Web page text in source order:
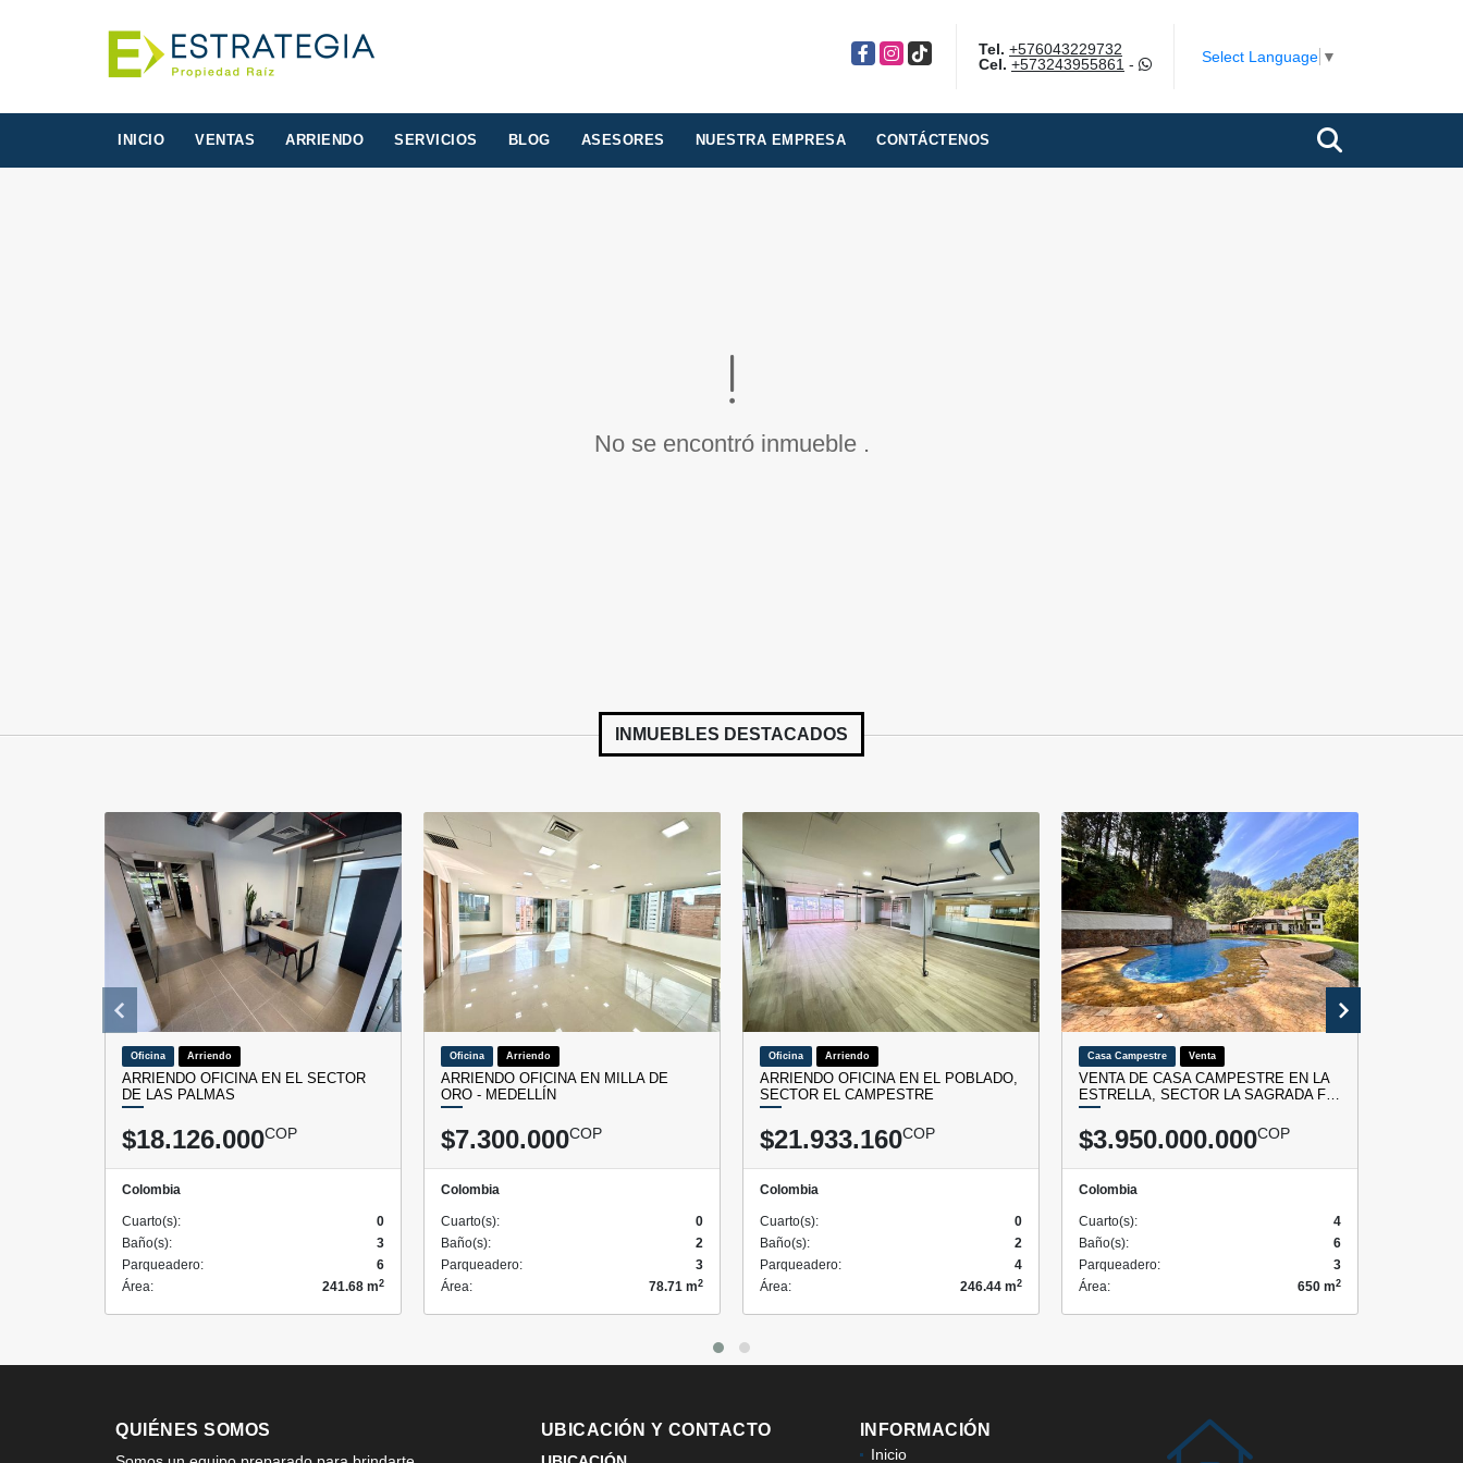
Facebook
Instagram
TikTok Tel. +576043229732
Cel. +573243955861 - Select Language ▼
INICIO VENTAS ARRIENDO SERVICIOS BLOG ASESORES NUESTRA EMPRESA CONTÁCTENOS
No se encontró inmueble .
INMUEBLES DESTACADOS
Oficina Arriendo
ARRIENDO OFICINA EN EL SECTOR
DE LAS PALMAS
$18.126.000COP
Colombia
Cuarto(s):
0
Baño(s):
3
Parqueadero:
6
Área:
241.68 m2
Oficina Arriendo
ARRIENDO OFICINA EN MILLA DE
ORO - MEDELLÍN
$7.300.000COP
Colombia
Cuarto(s):
0
Baño(s):
2
Parqueadero:
3
Área:
78.71 m2
Oficina Arriendo
ARRIENDO OFICINA EN EL POBLADO,
SECTOR EL CAMPESTRE
$21.933.160COP
Colombia
Cuarto(s):
0
Baño(s):
2
Parqueadero:
4
Área:
246.44 m2
Casa Campestre Venta
VENTA DE CASA CAMPESTRE EN LA
ESTRELLA, SECTOR LA SAGRADA F…
$3.950.000.000COP
Colombia
Cuarto(s):
4
Baño(s):
6
Parqueadero:
3
Área:
650 m2
QUIÉNES SOMOS UBICACIÓN Y CONTACTO INFORMACIÓN
Inicio